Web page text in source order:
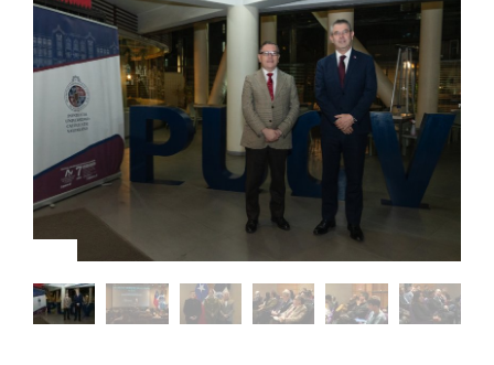
Formación Continua
Estudiantes
Académicos
Funcionarios
Alumni
English